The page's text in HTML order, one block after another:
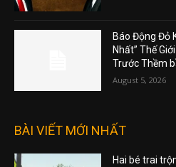
Báo Động Đỏ
Nhất” Thế
Trước Thềm
August 5, 2026
BÀI VIẾT MỚI NHẤT
Hai bé trai